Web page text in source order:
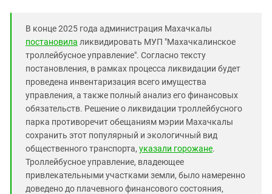
В конце 2025 года администрация Махачкалы
постановила ликвидировать МУП "Махачкалинское
троллейбусное управление". Согласно тексту
постановления, в рамках процесса ликвидации будет
проведена инвентаризация всего имущества
управления, а также полный анализ его финансовых
обязательств. Решение о ликвидации троллейбусного
парка противоречит обещаниям мэрии Махачкалы
сохранить этот популярный и экологичный вид
общественного транспорта, указали горожане.
Троллейбусное управление, владеющее
привлекательными участками земли, было намеренно
доведено до плачевного финансового состояния,